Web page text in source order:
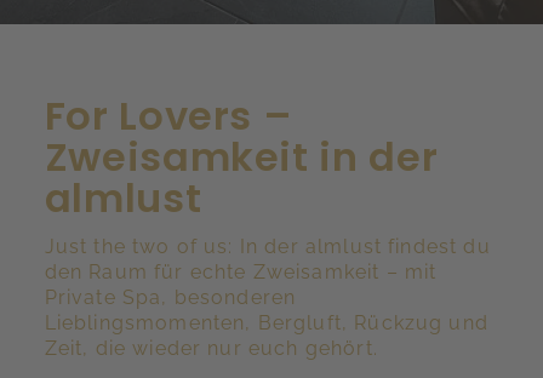
For Lovers –
Zweisamkeit in der
almlust
Just the two of us: In der almlust findest du
den Raum für echte Zweisamkeit – mit
Private Spa, besonderen
Lieblingsmomenten, Bergluft, Rückzug und
Zeit, die wieder nur euch gehört.